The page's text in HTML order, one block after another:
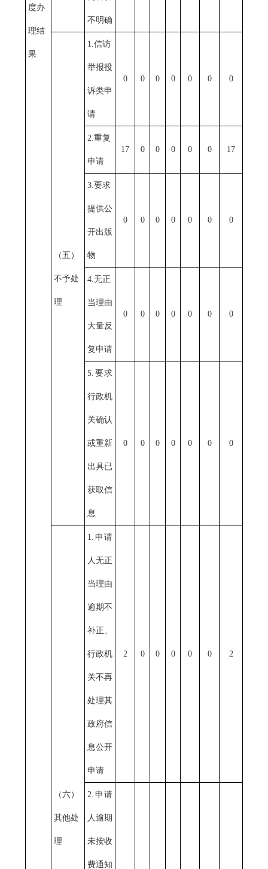
度办
理结
果
不明确
（五）
不予处
理
1.信访
举报投
诉类申
请
0 0 0 0 0 0 0
2.重复
申请
17 0 0 0 0 0 17
3.要求
提供公
开出版
物
0 0 0 0 0 0 0
4.无正
当理由
大量反
复申请
0 0 0 0 0 0 0
5.要求
行政机
关确认
或重新
出具已
获取信
息
0 0 0 0 0 0 0
（六）
其他处
理
1.申请
人无正
当理由
逾期不
补正、
行政机
关不再
处理其
政府信
息公开
申请
2 0 0 0 0 0 2
2.申请
人逾期
未按收
费通知